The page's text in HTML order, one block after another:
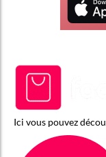
Ici vous pouvez